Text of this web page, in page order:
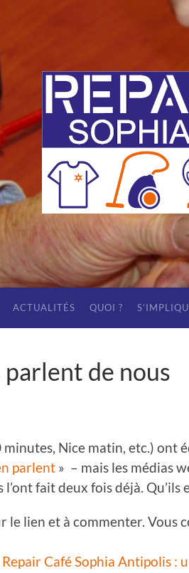
ACTUALITÉS QUOI ?
parlent de nous
minutes, Nice matin, etc.) ont
parlent » – mais les médias
l’ont fait deux fois déjà.
le lien et à commenter. Vous
Café Sophia Antipolis :